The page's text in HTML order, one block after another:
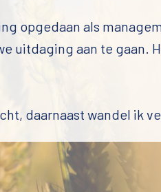
opgedaan als
uitdaging aan te gaan.
daarnaast wandel ik